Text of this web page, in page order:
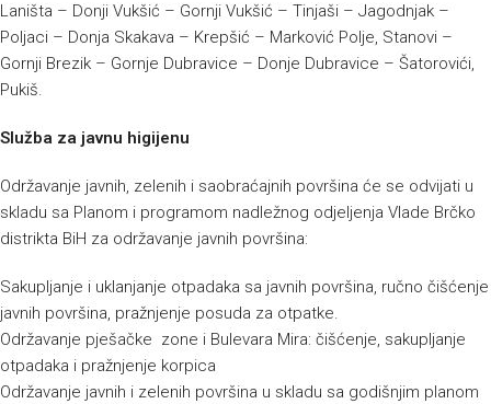
Laništa – Donji Vukšić – Gornji Vukšić – Tinjaši – Jagodnjak –
Poljaci – Donja Skakava – Krepšić – Marković Polje, Stanovi –
Gornji Brezik – Gornje Dubravice – Donje Dubravice – Šatorovići,
Pukiš.
Služba za javnu higijenu
Održavanje javnih, zelenih i saobraćajnih površina će se odvijati u
skladu sa Planom i programom nadležnog odjeljenja Vlade Brčko
distrikta BiH za održavanje javnih površina:
Sakupljanje i uklanjanje otpadaka sa javnih površina, ručno čišćenje
javnih površina, pražnjenje posuda za otpatke.
Održavanje pješačke zone i Bulevara Mira: čišćenje, sakupljanje
otpadaka i pražnjenje korpica
Održavanje javnih i zelenih površina u skladu sa godišnjim planom